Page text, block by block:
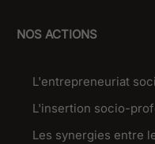
NOS ACTIONS
L'entrepreneuriat
L'insertion socio-
Les synergies entre